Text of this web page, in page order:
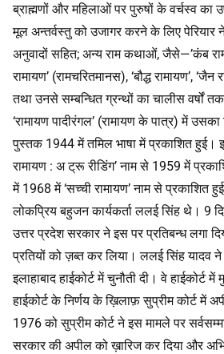
ब्राह्मणों और महिलाओं पर पुरुषों के वर्चस्व का
मूल अन्तर्वस्तु को उजागर करने के लिए पेरियार ने
अनुवादों सहित; अन्य राम कथाओं, जैसे—’कंब
रामायण’ (रामचरितमानस), ‘बौद्ध रामायण’,
तथा उनसे सम्बन्धित ग्रन्थों का चालीस वर्षों
‘रामायण पादीरंगल’ (रामायण के पात्र) में
पुस्तक 1944 में तमिल भाषा में प्रकाशित हुई।
रामायण : अ ट्रू रीडिंग’ नाम से 1959 में
में 1968 में ‘सच्ची रामायण’ नाम से प्रकाशित
लोकप्रिय बहुजन कार्यकर्ता ललई सिंह थे। 9
उत्तर प्रदेश सरकार ने इस पर प्रतिबन्ध लगा
प्रतियों को ज़ब्त कर लिया। ललई सिंह यादव
इलाहाबाद हाईकोर्ट में चुनौती दी। वे
हाईकोर्ट के निर्णय के ख़िलाफ़ सुप्रीम कोर्ट में
1976 को सुप्रीम कोर्ट ने इस मामले पर
सरकार की अपील को ख़ारिज कर दिया और